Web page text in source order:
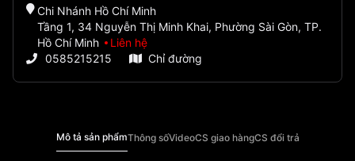
Chi Nhánh Hồ Chí Minh
Tầng 1, 34 Nguyễn Thị Minh Khai, Phường Sài Gòn, TP.
Hồ Chí Minh
Liên hệ
0585215215
Chỉ đường
Mô tả sản phẩmThông sốVideoCS giao hàngCS đổi trả